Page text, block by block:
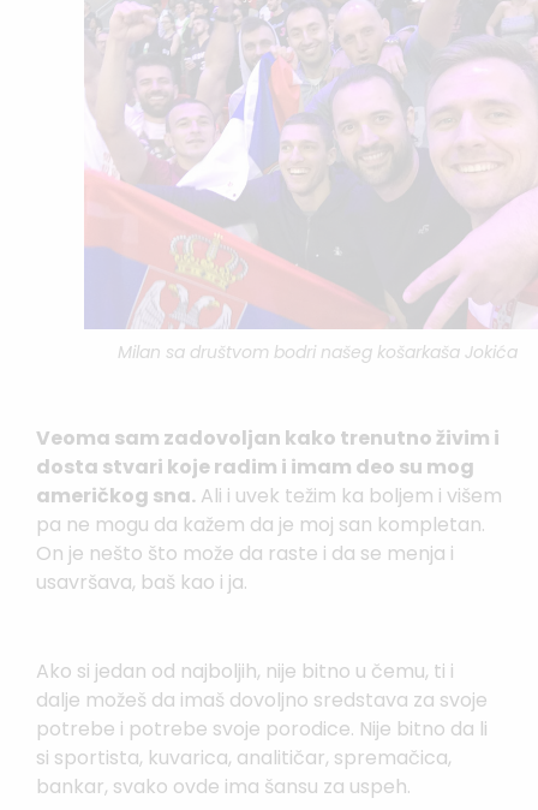
Milan sa društvom bodri našeg košarkaša Jokića
Veoma sam zadovoljan kako trenutno živim i
dosta stvari koje radim i imam deo su mog
američkog sna. Ali i uvek težim ka boljem i višem
pa ne mogu da kažem da je moj san kompletan.
On je nešto što može da raste i da se menja i
usavršava, baš kao i ja.
Ako si jedan od najboljih, nije bitno u čemu, ti i
dalje možeš da imaš dovoljno sredstava za svoje
potrebe i potrebe svoje porodice. Nije bitno da li
si sportista, kuvarica, analitičar, spremačica,
bankar, svako ovde ima šansu za uspeh.